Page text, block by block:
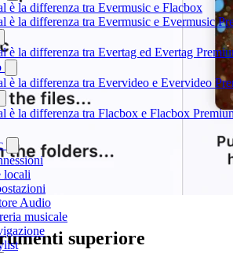
è la differenza tra Evermusic e Flacbox
è la differenza tra Evermusic e Evermusic
è la differenza tra Evertag ed Evertag
è la differenza tra Evervideo e Evervideo
è la differenza tra Flacbox e Flacbox
locali
Audio
musicale
superiore